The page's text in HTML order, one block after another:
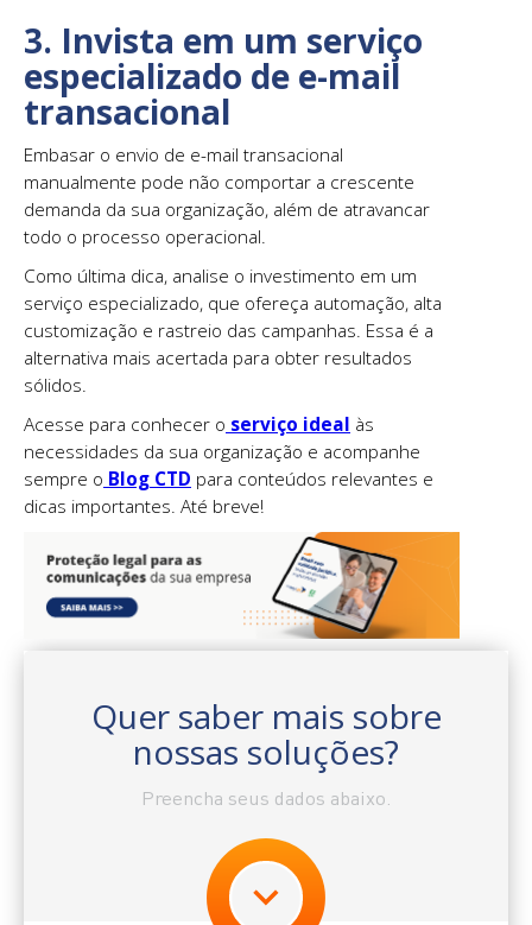
3. Invista em um serviço
especializado de e-mail
transacional
Embasar o envio de e-mail transacional
manualmente pode não comportar a crescente
demanda da sua organização, além de atravancar
todo o processo operacional.
Como última dica, analise o investimento em um
serviço especializado, que ofereça automação, alta
customização e rastreio das campanhas. Essa é a
alternativa mais acertada para obter resultados
sólidos.
Acesse para conhecer o serviço ideal às
necessidades da sua organização e acompanhe
sempre o Blog CTD para conteúdos relevantes e
dicas importantes. Até breve!
Quer saber mais sobre
nossas soluções?
Preencha seus dados abaixo.